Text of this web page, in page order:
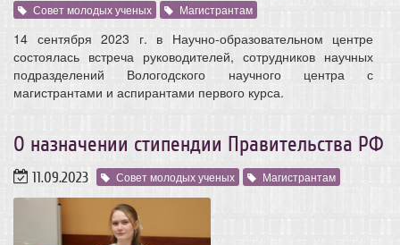
Совет молодых ученых
Магистрантам
14 сентября 2023 г. в Научно-образовательном центре
состоялась встреча руководителей, сотрудников научных
подразделений Вологодского научного центра с
магистрантами и аспирантами первого курса.
О назначении стипендии Правительства РФ
11.09.2023 Совет молодых ученых Магистрантам